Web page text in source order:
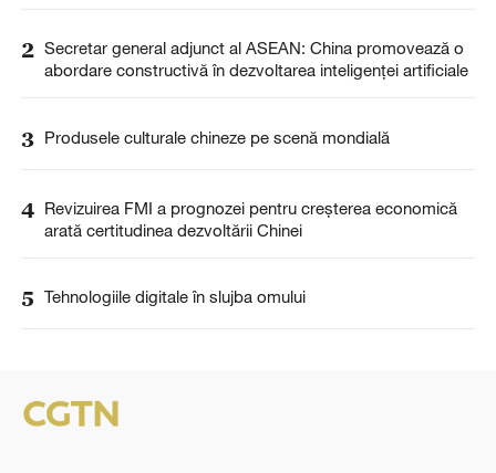
2 Secretar general adjunct al ASEAN: China promovează o
abordare constructivă în dezvoltarea inteligenței artificiale
3 Produsele culturale chineze pe scenă mondială
4 Revizuirea FMI a prognozei pentru creșterea economică
arată certitudinea dezvoltării Chinei
5 Tehnologiile digitale în slujba omului